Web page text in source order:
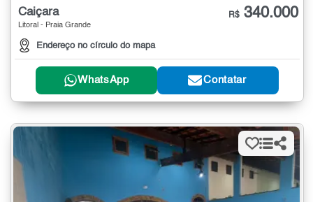
Caiçara
Litoral - Praia Grande
Endereço no círculo do mapa
R$ 340.000
WhatsApp Contatar